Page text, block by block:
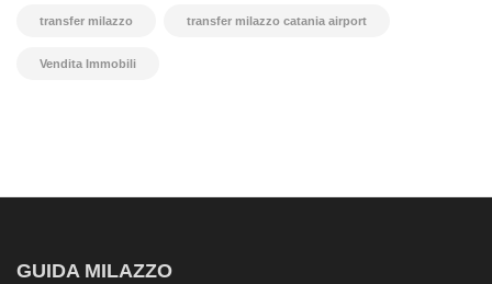
transfer milazzo transfer milazzo catania airport
Vendita Immobili
GUIDA MILAZZO